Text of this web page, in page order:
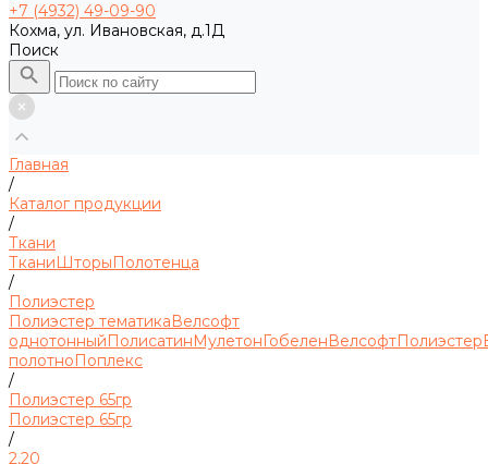
+7 (4932) 49-09-90
Кохма, ул. Ивановская, д.1Д
Поиск
Главная
/
Каталог продукции
/
Ткани
ТканиШторыПолотенца
/
Полиэстер
Полиэстер тематикаВелсофт
однотонныйПолисатинМулетонГобеленВелсофтПолиэстер
полотноПоплекс
/
Полиэстер 65гр
Полиэстер 65гр
/
2,20